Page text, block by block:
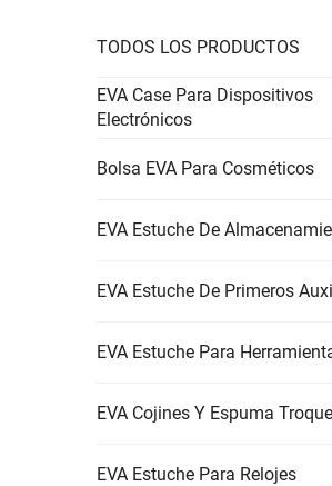
TODOS LOS PRODUCTOS
EVA Case Para Dispositivos
Electrónicos
Bolsa EVA Para Cosméticos
EVA Estuche De
EVA Estuche De Primeros
EVA Estuche Para
EVA Cojines Y Espuma
EVA Estuche Para Relojes